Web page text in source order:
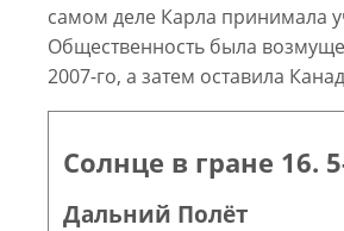
самом деле Карла принимала
Общественность была
2007-го, а затем оставила
Солнце в гране 16.
Дальний Полёт